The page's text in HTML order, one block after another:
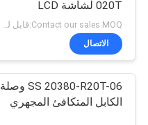
020T لشاشة LCD
الاتصال
SS 20380-R20T-06 وصلة
الكابل المتكافئ المجهري